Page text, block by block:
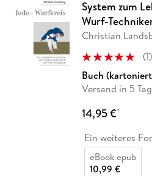
System zum
Wurf-
Christian
(1)
Buch
Versand in 5
14,95 €*
Ein weiteres
eBook epub
10,99 €